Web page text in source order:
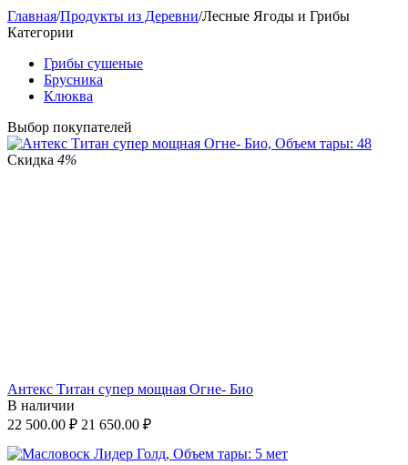
Главная/Продукты из Деревни/Лесные Ягоды и Грибы
Категории
Грибы сушеные
Брусника
Клюква
Выбор покупателей
Скидка 4%
Антекс Титан супер мощная Огне- Био
В наличии
22 500.00 ₽ 21 650.00 ₽